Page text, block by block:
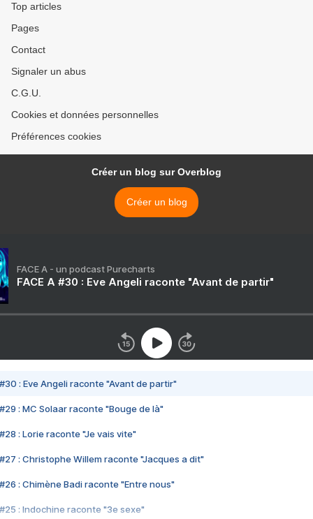
Top articles
Pages
Contact
Signaler un abus
C.G.U.
Cookies et données personnelles
Préférences cookies
Créer un blog sur Overblog
Créer un blog
FACE A - un podcast Purecharts
FACE A #30 : Eve Angeli raconte "Avant de partir"
#30 : Eve Angeli raconte "Avant de partir"
#29 : MC Solaar raconte "Bouge de là"
#28 : Lorie raconte "Je vais vite"
#27 : Christophe Willem raconte "Jacques a dit"
#26 : Chimène Badi raconte "Entre nous"
#25 : Indochine raconte "3e sexe"